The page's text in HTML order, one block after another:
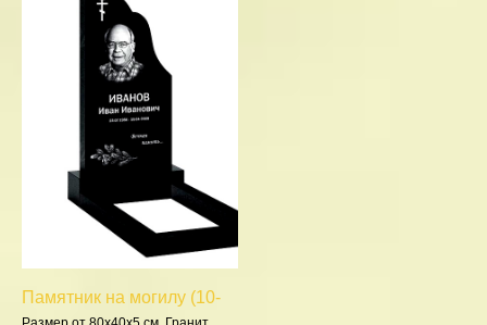
Памятник на могилу (10-
171)